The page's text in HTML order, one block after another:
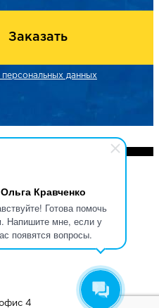
Ольга Кравченко
Готова помочь
Напишите мне, если у
появятся вопросы.
Заказать
данных
данных
4